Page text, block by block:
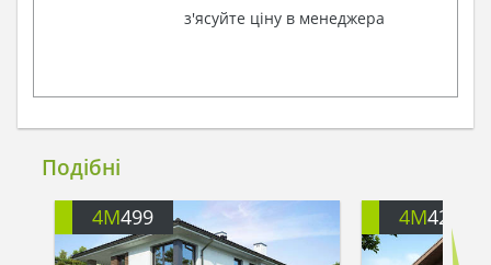
з'ясуйте ціну в менеджера
Подібні
4M499 4M426